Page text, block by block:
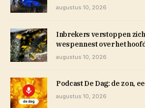
augustus 10, 2026
Inbrekers verstoppen
wespennest over het
augustus 10, 2026
Podcast De Dag: de zon,
augustus 10, 2026